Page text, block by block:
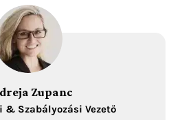
Zupanc
& Szabályozási Vezető